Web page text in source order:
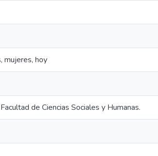
mujeres, hoy
de Ciencias Sociales y Humanas.